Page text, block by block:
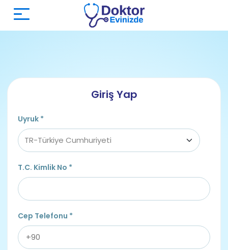
Giriş Yap
Uyruk *
T.C. Kimlik No *
Cep Telefonu *